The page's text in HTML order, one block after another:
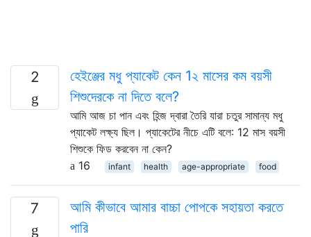
2
হেইঞ্জের মধু প্যাকেট কেন 1২ মাসের কম বয়সী
শিশুদেরকে না দিতে বলে?
আমি আজ চা পান এবং হিন্জ দ্বারা তৈরি যারা চতুর সামান্য মধু
প্যাকেট লক্ষ্য ছিল। প্যাকেটের নীচে এটি বলে: 12 মাস বয়সী
শিশুকে ফিড করবেন না কেন?
16
infant health age-appropriate food
7
আমি কীভাবে আমার বাচ্চা পোপকে সহায়তা করতে
পারি